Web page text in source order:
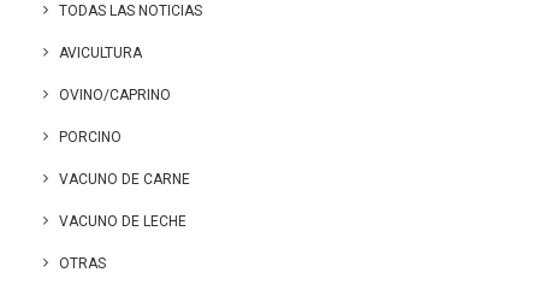
TODAS LAS NOTICIAS
AVICULTURA
OVINO/CAPRINO
PORCINO
VACUNO DE CARNE
VACUNO DE LECHE
OTRAS